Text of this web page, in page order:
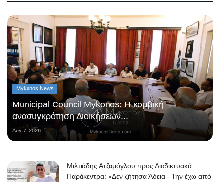
Mykonos News
Municipal Council Mykonos: Η κομβική
ανασυγκρότηση Διοικήσεων...
Αυγ 7, 2026
Μιλτιάδης Ατζαμόγλου προς Διαδικτυακά
Παράκεντρα: «Δεν ζήτησα Άδεια - Την έχω από